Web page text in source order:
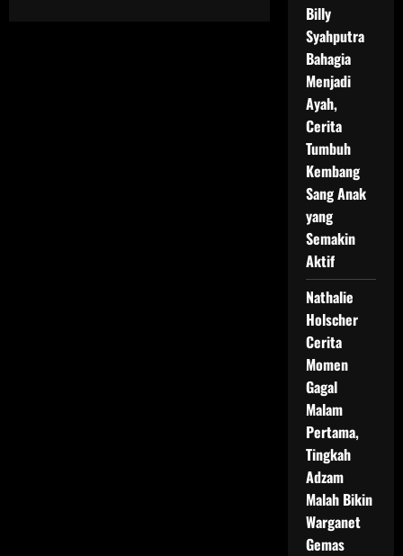
Billy
Syahputra
Bahagia
Menjadi
Ayah,
Cerita
Tumbuh
Kembang
Sang Anak
yang
Semakin
Aktif
Nathalie
Holscher
Cerita
Momen
Gagal
Malam
Pertama,
Tingkah
Adzam
Malah Bikin
Warganet
Gemas